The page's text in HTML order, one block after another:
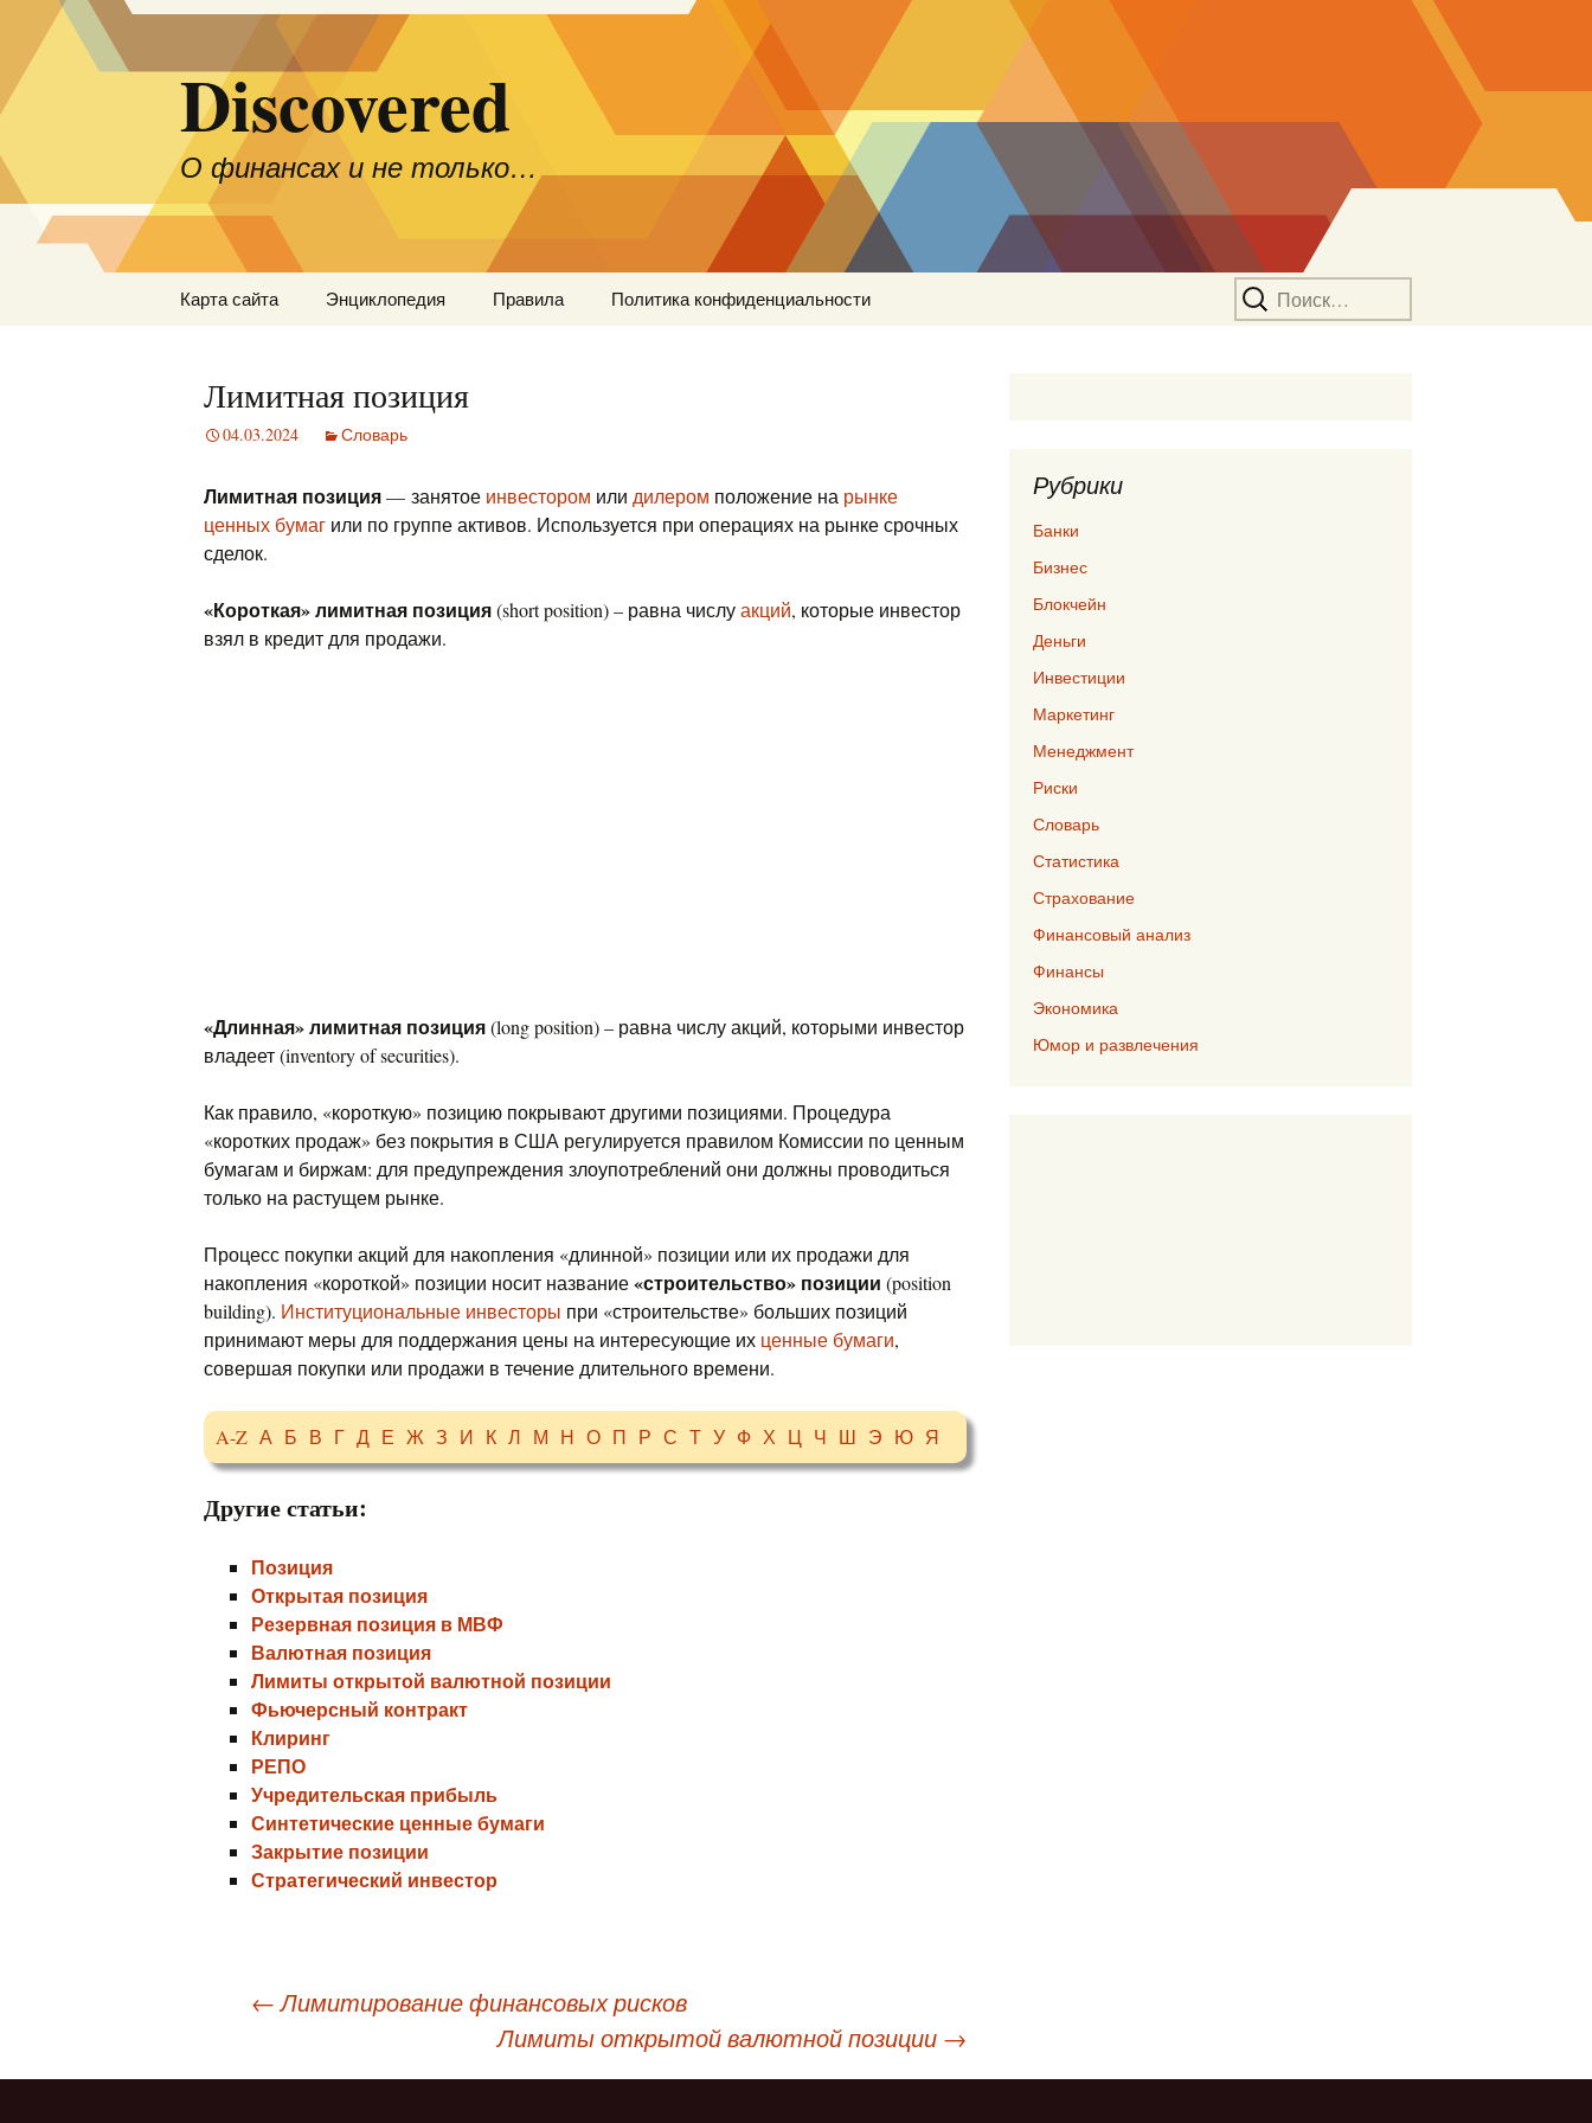
Discovered
О финансах и не только…
Карта сайта Энциклопедия Правила Политика конфиденциальности Найти:
Лимитная позиция
04.03.2024 Словарь
Лимитная позиция— занятое инвестором или дилером положение на рынке
ценных бумаг или по группе активов. Используется при операциях на рынке срочных
сделок.
«Короткая» лимитная позиция(short position) – равна числуакций, которые инвестор
взял в кредит для продажи.
«Длинная» лимитная позиция(long position) – равна числу акций, которыми инвестор
владеет (inventory of securities).
Как правило, «короткую» позицию покрывают другими позициями. Процедура
«коротких продаж» без покрытия в США регулируется правилом Комиссии по ценным
бумагам и биржам: для предупреждения злоупотреблений они должны проводиться
только на растущем рынке.
Процесс покупки акций для накопления «длинной» позиции или их продажи для
накопления «короткой» позиции носит название«строительство» позиции (position
building). Институциональные инвесторы при «строительстве» больших позиций
принимают меры для поддержания цены на интересующие их ценные бумаги,
совершая покупки или продажи в течение длительного времени.
A-Z А Б В Г Д Е Ж З И К Л М Н О П Р С Т У Ф Х Ц Ч Ш Э Ю Я
Другие статьи:
Позиция
Открытая позиция
Резервная позиция в МВФ
Валютная позиция
Лимиты открытой валютной позиции
Фьючерсный контракт
Клиринг
РЕПО
Учредительская прибыль
Синтетические ценные бумаги
Закрытие позиции
Стратегический инвестор
записям
←Лимитирование финансовых рисков
Лимиты открытой валютной позиции →
Рубрики
Банки
Бизнес
Блокчейн
Деньги
Инвестиции
Маркетинг
Менеджмент
Риски
Словарь
Статистика
Страхование
Финансовый анализ
Финансы
Экономика
Юмор и развлечения